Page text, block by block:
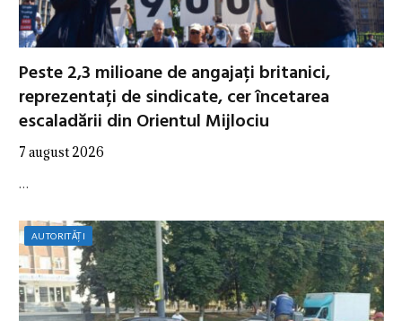
Peste 2,3 milioane de angajați britanici,
reprezentați de sindicate, cer încetarea
escaladării din Orientul Mijlociu
7 august 2026
…
AUTORITĂȚI